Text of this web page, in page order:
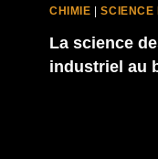
CHIMIE |SCIENCE
La science
industriel au